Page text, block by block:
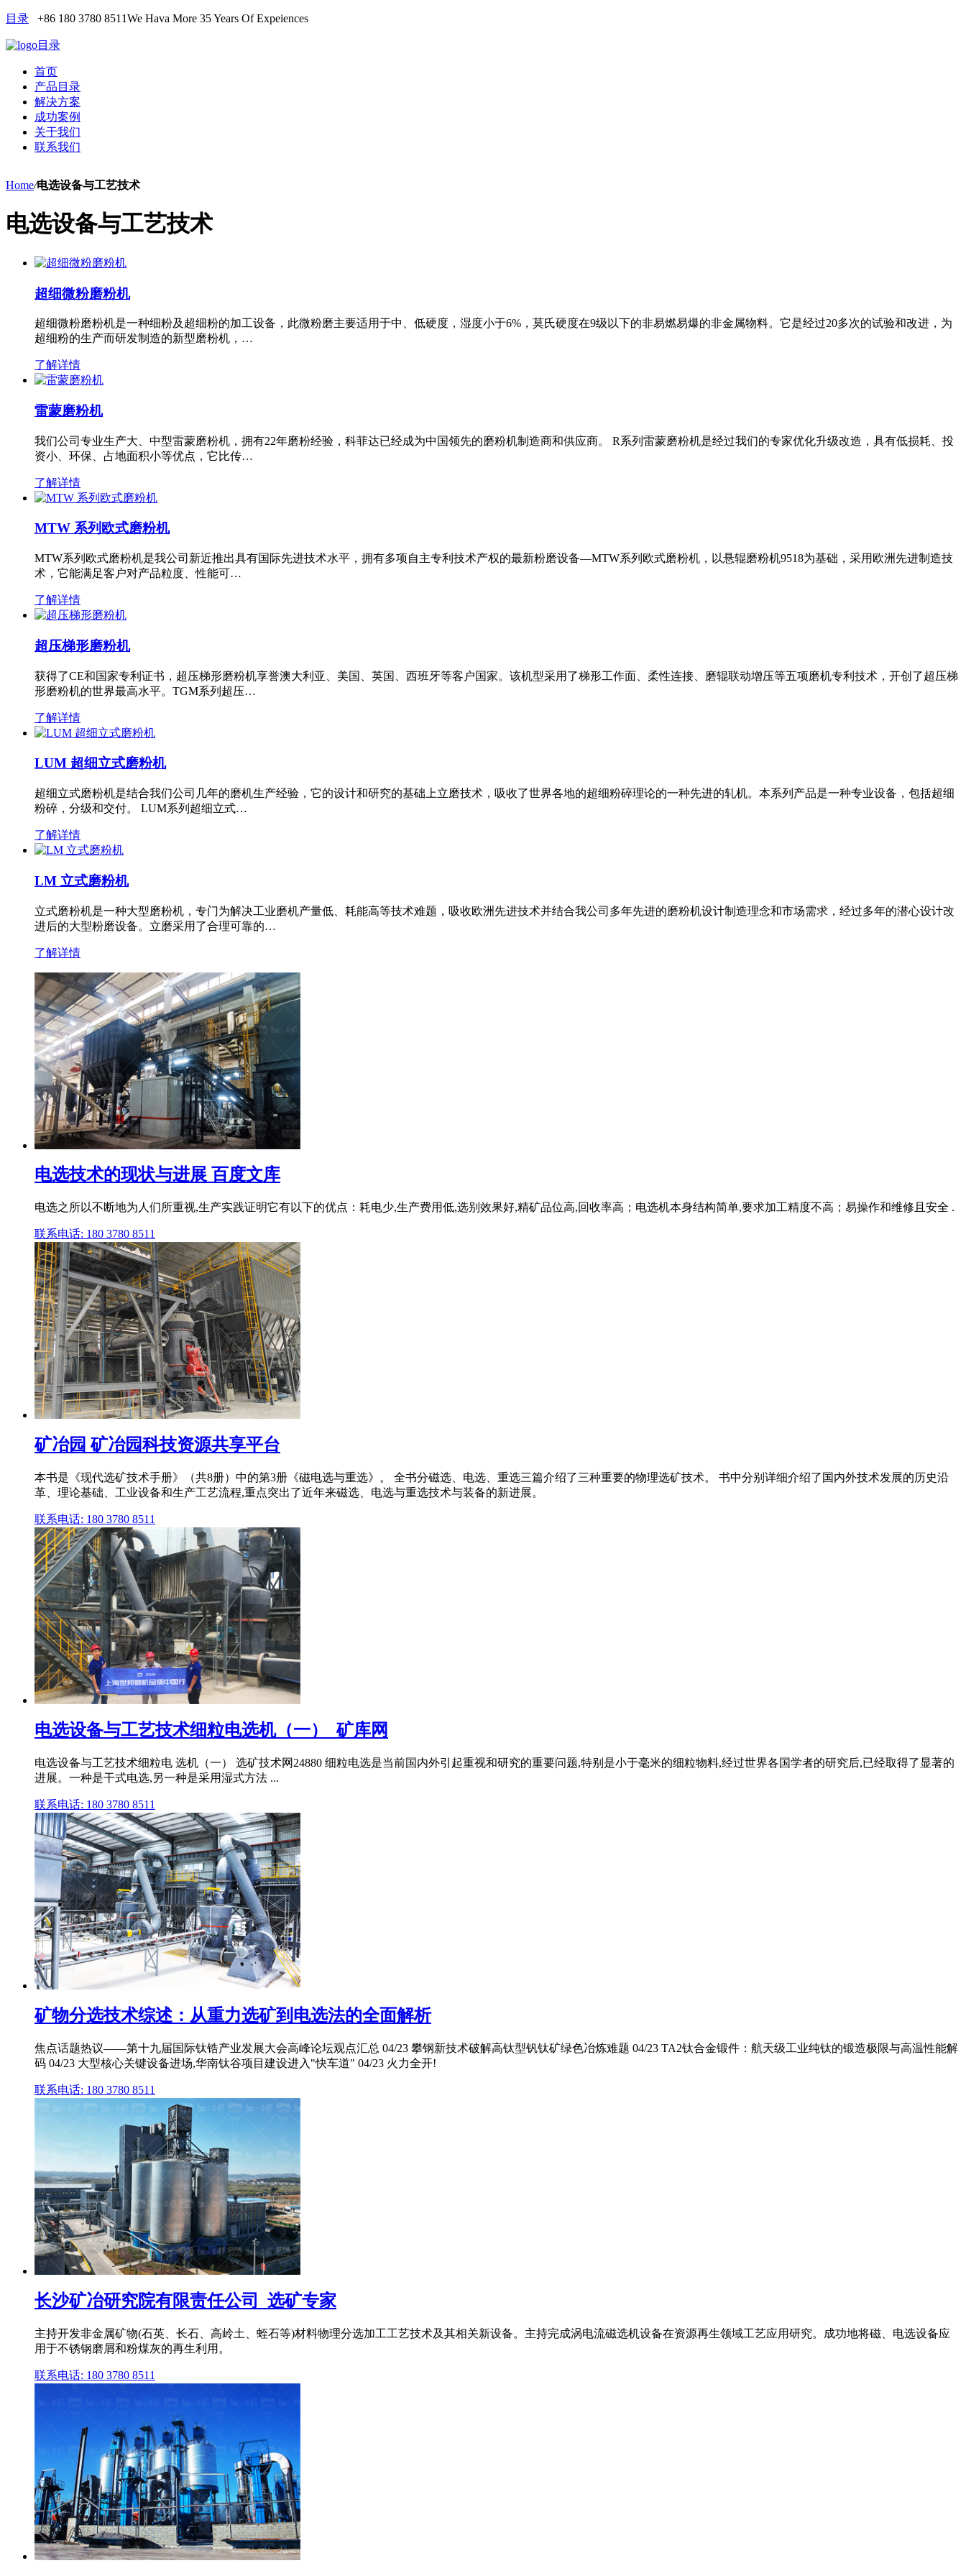
目录 +86 180 3780 8511We Hava More 35 Years Of Expeiences
目录
首页
产品目录
解决方案
成功案例
关于我们
联系我们
Home/电选设备与工艺技术
电选设备与工艺技术
超细微粉磨粉机
超细微粉磨粉机是一种细粉及超细粉的加工设备，此微粉磨主要适用于中、低硬度，湿度小于6%，莫氏硬度在9级以下的非易燃易爆的非金属物料。它是经过20多次的试验和改进，为
超细粉的生产而研发制造的新型磨粉机，…
了解详情
雷蒙磨粉机
我们公司专业生产大、中型雷蒙磨粉机，拥有22年磨粉经验，科菲达已经成为中国领先的磨粉机制造商和供应商。 R系列雷蒙磨粉机是经过我们的专家优化升级改造，具有低损耗、投
资小、环保、占地面积小等优点，它比传…
了解详情
MTW 系列欧式磨粉机
MTW系列欧式磨粉机是我公司新近推出具有国际先进技术水平，拥有多项自主专利技术产权的最新粉磨设备—MTW系列欧式磨粉机，以悬辊磨粉机9518为基础，采用欧洲先进制造技
术，它能满足客户对产品粒度、性能可…
了解详情
超压梯形磨粉机
获得了CE和国家专利证书，超压梯形磨粉机享誉澳大利亚、美国、英国、西班牙等客户国家。该机型采用了梯形工作面、柔性连接、磨辊联动增压等五项磨机专利技术，开创了超压梯
形磨粉机的世界最高水平。TGM系列超压…
了解详情
LUM 超细立式磨粉机
超细立式磨粉机是结合我们公司几年的磨机生产经验，它的设计和研究的基础上立磨技术，吸收了世界各地的超细粉碎理论的一种先进的轧机。本系列产品是一种专业设备，包括超细
粉碎，分级和交付。 LUM系列超细立式…
了解详情
LM 立式磨粉机
立式磨粉机是一种大型磨粉机，专门为解决工业磨机产量低、耗能高等技术难题，吸收欧洲先进技术并结合我公司多年先进的磨粉机设计制造理念和市场需求，经过多年的潜心设计改
进后的大型粉磨设备。立磨采用了合理可靠的…
了解详情
电选技术的现状与进展 百度文库
电选之所以不断地为人们所重视,生产实践证明它有以下的优点：耗电少,生产费用低,选别效果好,精矿品位高,回收率高；电选机本身结构简单,要求加工精度不高；易操作和维修且安全 .
联系电话: 180 3780 8511
矿冶园 矿冶园科技资源共享平台
本书是《现代选矿技术手册》（共8册）中的第3册《磁电选与重选》。 全书分磁选、电选、重选三篇介绍了三种重要的物理选矿技术。 书中分别详细介绍了国内外技术发展的历史沿
革、理论基础、工业设备和生产工艺流程,重点突出了近年来磁选、电选与重选技术与装备的新进展。
联系电话: 180 3780 8511
电选设备与工艺技术细粒电选机（一）_矿库网
电选设备与工艺技术细粒电 选机（一） 选矿技术网24880 细粒电选是当前国内外引起重视和研究的重要问题,特别是小于毫米的细粒物料,经过世界各国学者的研究后,已经取得了显著的
进展。一种是干式电选,另一种是采用湿式方法 ...
联系电话: 180 3780 8511
矿物分选技术综述：从重力选矿到电选法的全面解析
焦点话题热议——第十九届国际钛锆产业发展大会高峰论坛观点汇总 04/23 攀钢新技术破解高钛型钒钛矿绿色冶炼难题 04/23 TA2钛合金锻件：航天级工业纯钛的锻造极限与高温性能解
码 04/23 大型核心关键设备进场,华南钛谷项目建设进入"快车道" 04/23 火力全开!
联系电话: 180 3780 8511
长沙矿冶研究院有限责任公司_选矿专家
主持开发非金属矿物(石英、长石、高岭土、蛭石等)材料物理分选加工工艺技术及其相关新设备。主持完成涡电流磁选机设备在资源再生领域工艺应用研究。成功地将磁、电选设备应
用于不锈钢磨屑和粉煤灰的再生利用。
联系电话: 180 3780 8511